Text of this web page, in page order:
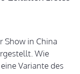
Show in China
Wie
Variante des